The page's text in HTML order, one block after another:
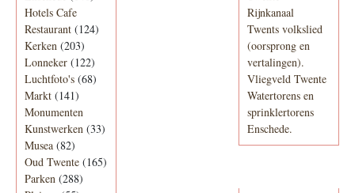
Hotels Cafe
Restaurant (124)
Kerken (203)
Lonneker (122)
Luchtfoto's (68)
Markt (141)
Monumenten
Kunstwerken (33)
Musea (82)
Oud Twente (165)
Parken (288)
Rijnkanaal
Twents volkslied
(oorsprong en
vertalingen).
Vliegveld Twente
Watertorens en
sprinklertorens
Enschede.